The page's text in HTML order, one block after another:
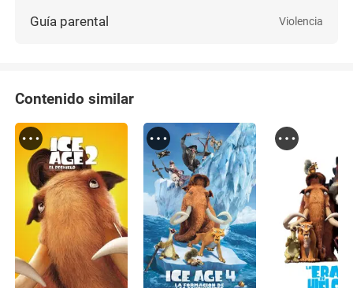
Guía parental Violencia
Contenido similar